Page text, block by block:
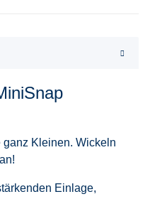
Kleinen. Wickeln
Einlage,